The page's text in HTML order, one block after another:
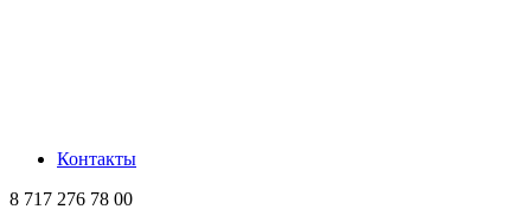
Контакты
8 717 276 78 00